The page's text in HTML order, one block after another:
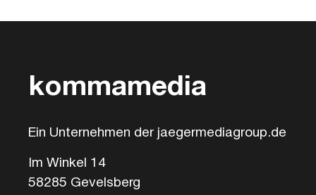
kommamedia
Ein Unternehmen der jaegermediagroup.de
Im Winkel 14
58285 Gevelsberg